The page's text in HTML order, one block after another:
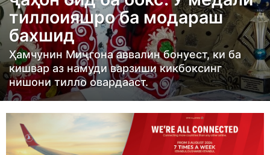
s
a
g
o
5
y
e
r
тиллоияшро ба модараш
бахшид
Ҳамчунин Миҷгона аввалин бонуест, ки ба
кишвар аз намуди варзиши кикбоксинг
нишони тилло овардааст.